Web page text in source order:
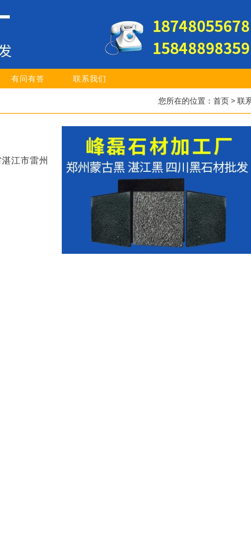
有问有答 联系我们
您所在的位置： 首页> 联
江市雷州